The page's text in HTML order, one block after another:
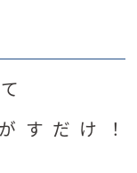
すだけ！